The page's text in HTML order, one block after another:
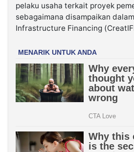
pelaku usaha terkait proyek
sebagaimana disampaikan
Infrastructure Financing